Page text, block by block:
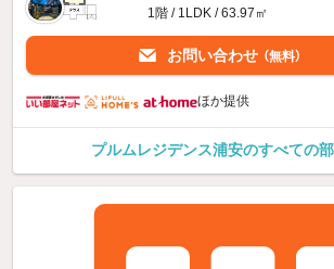
1階 / 1LDK / 63.97㎡
お問い合わせ （無料）
ほか提供
プルムレジデンス浦安のすべての